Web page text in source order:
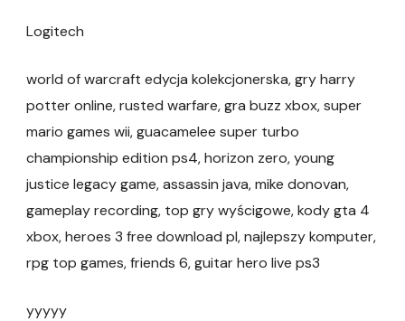
Logitech
world of warcraft edycja kolekcjonerska, gry harry
potter online, rusted warfare, gra buzz xbox, super
mario games wii, guacamelee super turbo
championship edition ps4, horizon zero, young
justice legacy game, assassin java, mike donovan,
gameplay recording, top gry wyścigowe, kody gta 4
xbox, heroes 3 free download pl, najlepszy komputer,
rpg top games, friends 6, guitar hero live ps3
yyyyy